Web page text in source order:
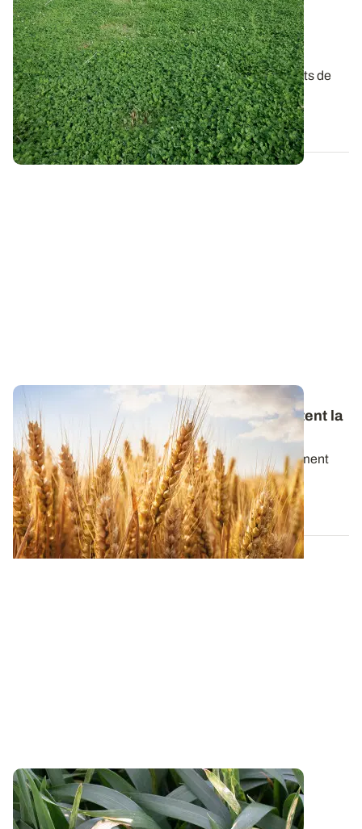
Azote cher et récoltes précoces : une
opportunité pour insérer un couvert de
légumineuses ?
A l’heure où le cours de l’azote est élevé, les couverts de
légumineuses ont une carte à...
02 JUILL. 2026
Cadmium : les récoltes françaises respectent la
règlementation
L'exposition des Français au cadmium fait actuellement
l’objet de débats intenses. Divers...
21 MAI 2026
LORRAINE
Céréales : des brûlures d’azote